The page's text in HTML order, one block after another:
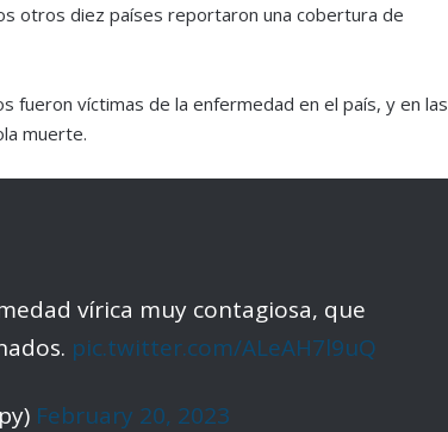
otros diez países reportaron una cobertura de
fueron víctimas de la enfermedad en el país, y en las
muerte.
vírica muy contagiosa, que
pic.twitter.com/ALeAH7l9uQ
February 20, 2023